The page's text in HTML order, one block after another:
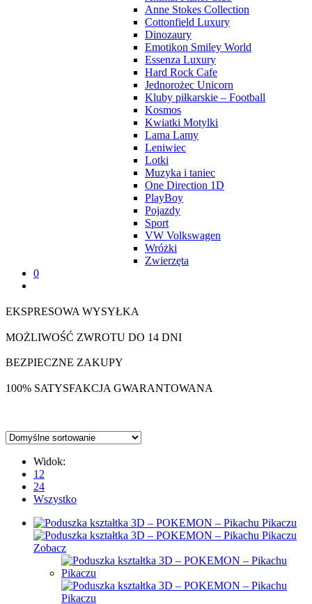
Anne Stokes Collection
Cottonfield Luxury
Dinozaury
Emotikon Smiley World
Essenza Luxury
Hard Rock Cafe
Jednorożec Unicorn
Kluby piłkarskie – Football
Kosmos
Kwiatki Motylki
Lama Lamy
Leniwiec
Lotki
Muzyka i taniec
One Direction 1D
PlayBoy
Pojazdy
Sport
VW Volkswagen
Wróżki
Zwierzęta
0
EKSPRESOWA WYSYŁKA
MOŻLIWOŚĆ ZWROTU DO 14 DNI
BEZPIECZNE ZAKUPY
100% SATYSFAKCJA GWARANTOWANA
Widok:
12
24
Wszystko
Zobacz